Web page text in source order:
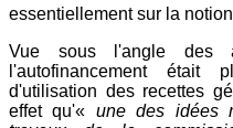
essentiellement sur la
Vue sous l'angle des
l'autofinancement était
d'utilisation des recettes
effet qu'« une des idées